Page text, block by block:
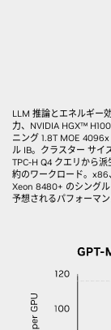
LLM 推論とエネルギー
力、NVIDIA HGX™
ニング 1.8T MOE
ル IB。クラスター サイ
TPC-H Q4 クエリから
約のワークロード。
Xeon 8480+ のシング
予想されるパフォーマ